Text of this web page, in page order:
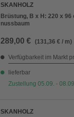
SKANHOLZ
Brüstung, B x H: 220 x 96
nussbaum
289,00 € (131,36 € / m)
Verfügbarkeit im Markt
lieferbar
Zustellung 05.09. -
SKANHOLZ